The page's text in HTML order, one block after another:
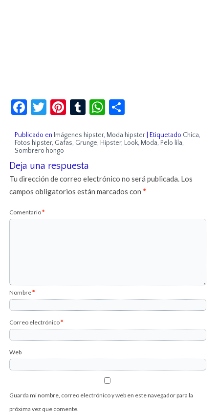
Facebook
Twitter
Pinterest
TumblrWhatsApp
Publicado en Imágenes hipster, Moda hipster |Etiquetado Chica,
Fotos hipster, Gafas, Grunge, Hipster, Look, Moda, Pelo lila,
Sombrero hongo
Deja una respuesta
Tu dirección de correo electrónico no será publicada. Los
campos obligatorios están marcados con*
Comentario*
Nombre*
Correo electrónico*
Web
Guarda mi nombre, correo electrónico y web en este navegador para la
próxima vez que comente.